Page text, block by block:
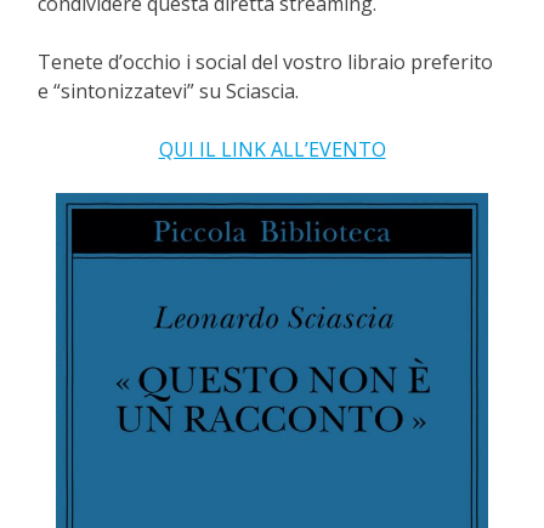
Tenete d’occhio i social del vostro libraio preferito
e “sintonizzatevi” su Sciascia.
QUI IL LINK ALL’EVENTO